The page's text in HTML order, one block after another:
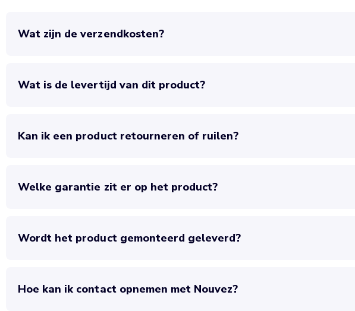
Wat zijn de verzendkosten?
Wat is de levertijd van dit product?
Kan ik een product retourneren of ruilen?
Welke garantie zit er op het product?
Wordt het product gemonteerd geleverd?
Hoe kan ik contact opnemen met Nouvez?